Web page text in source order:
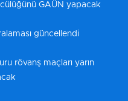
GAÜN yapacak
güncellendi
rövanş maçları yarın